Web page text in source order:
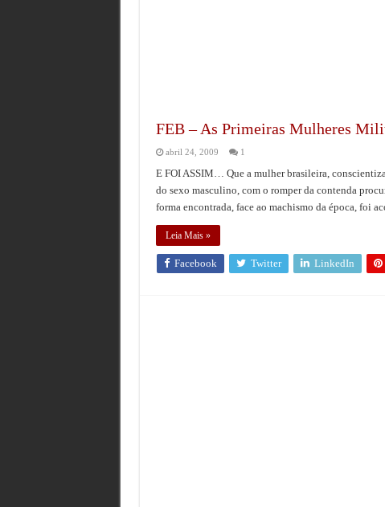
FEB – As Primeiras Mulheres
abril 24, 2009 1
E FOI ASSIM… Que a mulher brasileira,
do sexo masculino, com o romper da contenda
forma encontrada, face ao machismo da época, foi
Leia Mais »
Facebook Twitter LinkedIn